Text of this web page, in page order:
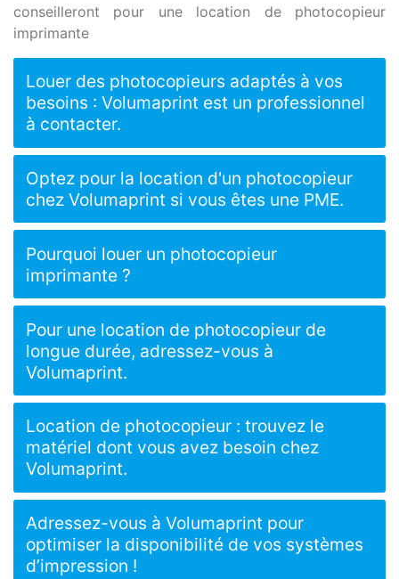
conseilleront pour une location de photocopieur
imprimante
Louer des photocopieurs adaptés à vos
besoins : Volumaprint est un professionnel
à contacter.
Optez pour la location d'un photocopieur
chez Volumaprint si vous êtes une PME.
Pourquoi louer un photocopieur
imprimante ?
Pour une location de photocopieur de
longue durée, adressez-vous à
Volumaprint.
Location de photocopieur : trouvez le
matériel dont vous avez besoin chez
Volumaprint.
Adressez-vous à Volumaprint pour
optimiser la disponibilité de vos systèmes
d’impression !